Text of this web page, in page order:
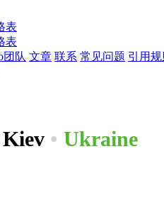
表
表
团队 文章 联系 常见问题 引用
Kiev • Ukraine